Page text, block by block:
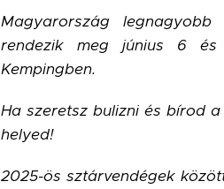
Magyarország
rendezik meg június 6
Kempingben.
Ha szeretsz bulizni és bírod
helyed!
2025-ös sztárvendégek